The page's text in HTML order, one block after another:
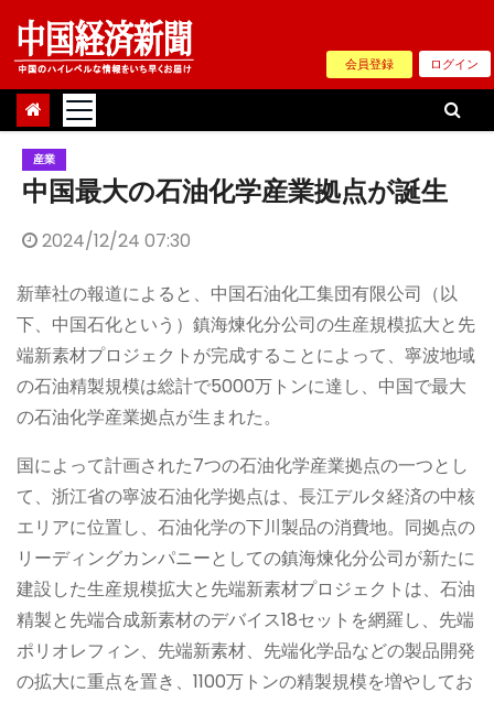
Skip
content
会員登録 ログイン
産業
中国最大の石油化学産業拠点が誕生
2024/12/24 07:30
新華社の報道によると、中国石油化工集団有限公司（以
下、中国石化という）鎮海煉化分公司の生産規模拡大と先
端新素材プロジェクトが完成することによって、寧波地域
の石油精製規模は総計で5000万トンに達し、中国で最大
の石油化学産業拠点が生まれた。
国によって計画された7つの石油化学産業拠点の一つとし
て、浙江省の寧波石油化学拠点は、長江デルタ経済の中核
エリアに位置し、石油化学の下川製品の消費地。同拠点の
リーディングカンパニーとしての鎮海煉化分公司が新たに
建設した生産規模拡大と先端新素材プロジェクトは、石油
精製と先端合成新素材のデバイス18セットを網羅し、先端
ポリオレフィン、先端新素材、先端化学品などの製品開発
の拡大に重点を置き、1100万トンの精製規模を増やしてお